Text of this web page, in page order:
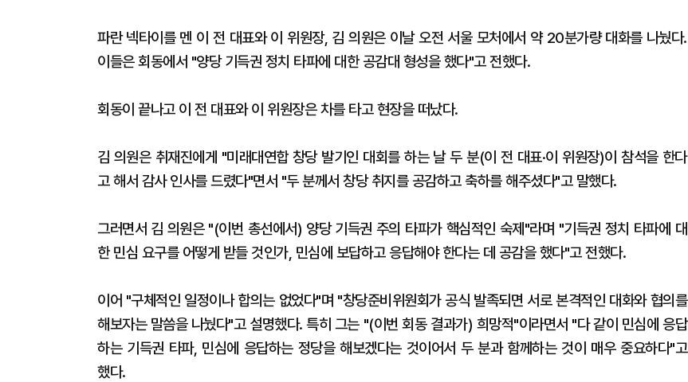
파란 넥타이를 멘 이 전 대표와 이 위원장, 김 의원은 이날 오전 서울 모처에서 약 20분가량 대화를 나눴다.
이들은 회동에서 "양당 기득권 정치 타파에 대한 공감대 형성을 했다"고 전했다.
회동이 끝나고 이 전 대표와 이 위원장은 차를 타고 현장을 떠났다.
김 의원은 취재진에게 "미래대연합 창당 발기인 대회를 하는 날 두 분(이 전 대표·이 위원장)이 참석을 한다
고 해서 감사 인사를 드렸다"면서 "두 분께서 창당 취지를 공감하고 축하를 해주셨다"고 말했다.
그러면서 김 의원은 "(이번 총선에서) 양당 기득권 주의 타파가 핵심적인 숙제"라며 "기득권 정치 타파에 대
한 민심 요구를 어떻게 받들 것인가, 민심에 보답하고 응답해야 한다는 데 공감을 했다"고 전했다.
이어 "구체적인 일정이나 합의는 없었다"며 "창당준비위원회가 공식 발족되면 서로 본격적인 대화와 협의를
해보자는 말씀을 나눴다"고 설명했다. 특히 그는 "(이번 회동 결과가) 희망적"이라면서 "다 같이 민심에 응답
하는 기득권 타파, 민심에 응답하는 정당을 해보겠다는 것이어서 두 분과 함께하는 것이 매우 중요하다"고
했다.